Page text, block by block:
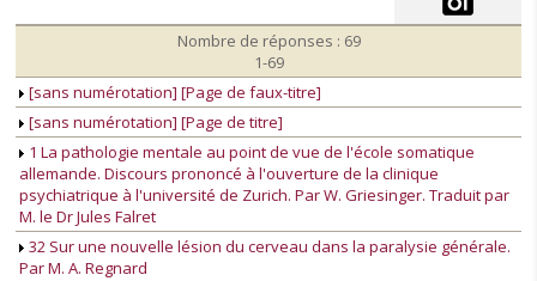
Nombre de réponses : 69
1-69
[sans numérotation] [Page de faux-titre]
[sans numérotation] [Page de titre]
1 La pathologie mentale au point de vue de l'école somatique
allemande. Discours prononcé à l'ouverture de la clinique
psychiatrique à l'université de Zurich. Par W. Griesinger. Traduit par
M. le Dr Jules Falret
32 Sur une nouvelle lésion du cerveau dans la paralysie générale.
Par M. A. Regnard